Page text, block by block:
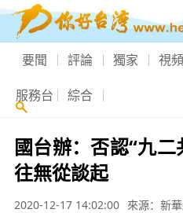
要聞 評論 獨家 視頻
服務台 綜合
國台辦：否認“九
往無從談起
2020-12-17 14:02:00 來源：新